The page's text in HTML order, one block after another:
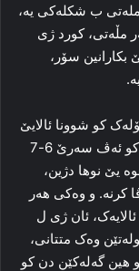
مله‌تی ب شکله‌کی یه‌،
مڵه‌تی، کورد ژی
بکارانین سۆر،
کو شوونا ئالایێ
بگره‌ بکارانینه‌، ئه‌م باش نزانن. لێ ئه‌و کوردێن کو ئه‌ڤ سه‌رێ 6-7
یێ نوها دژین،
کرنه‌. و وه‌کی هه‌ر
ئان ژی ل
وه‌ک متتانی،
هین گه‌له‌کێن دن کو